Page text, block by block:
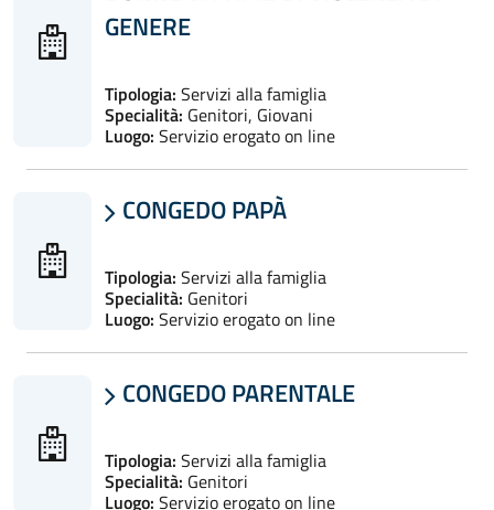
GENERE
Tipologia: Servizi alla famiglia
Specialità: Genitori, Giovani
Luogo: Servizio erogato on line
 CONGEDO PAPÀ
Tipologia: Servizi alla famiglia
Specialità: Genitori
Luogo: Servizio erogato on line
 CONGEDO PARENTALE
Tipologia: Servizi alla famiglia
Specialità: Genitori
Luogo: Servizio erogato on line